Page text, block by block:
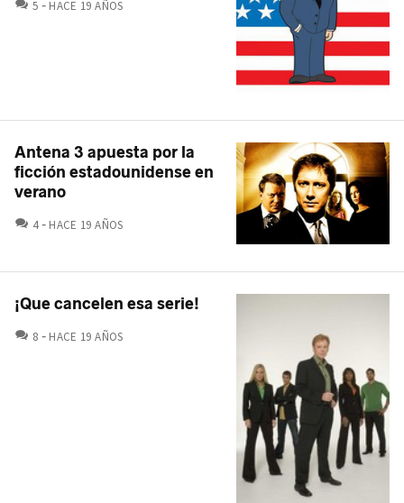
5 HACE 19 AÑOS
Antena 3 apuesta por la
ficción estadounidense en
verano
4 COMENTARIOS
HACE 19 AÑOS
¡Que cancelen esa serie!
8 COMENTARIOS
HACE 19 AÑOS